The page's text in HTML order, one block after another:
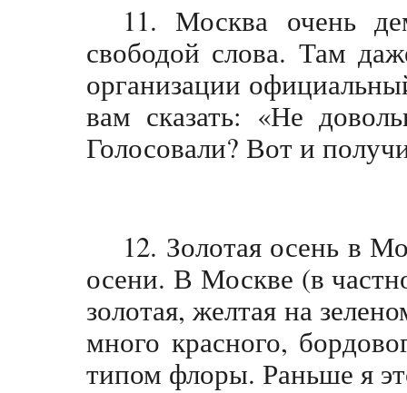
11. Москва очень
свободой слова. Там
организации
вам сказать: «Не
Голосовали? Вот и
12. Золотая осень в
осени. В Москве (в
золотая, желтая на
много красного,
типом флоры. Раньше я